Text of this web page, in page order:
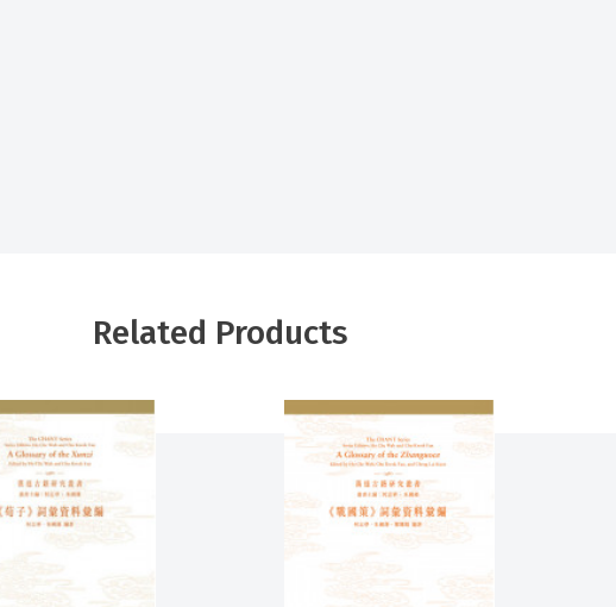
Related Products